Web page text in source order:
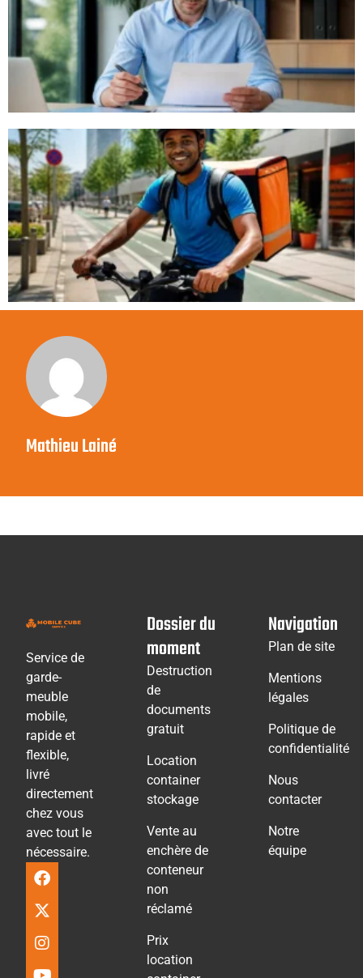
Mathieu Lainé
Service de
garde-
meuble
mobile,
rapide et
flexible,
livré
directement
chez vous
avec tout le
nécessaire.
Dossier du
moment
Destruction
de
documents
gratuit
Location
container
stockage
Vente au
enchère de
conteneur
non
réclamé
Prix
location
Navigation
Plan de site
Mentions
légales
Politique de
confidentialité
Nous
contacter
Notre
équipe